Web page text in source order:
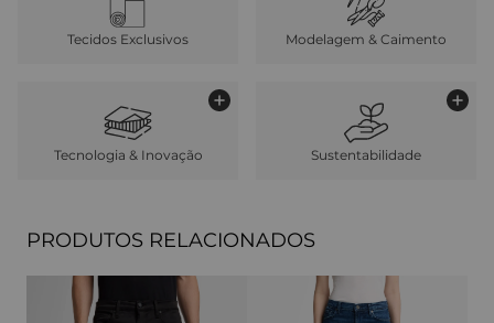
Tecidos Exclusivos Modelagem & Caimento
Tecnologia & Inovação Sustentabilidade
PRODUTOS RELACIONADOS